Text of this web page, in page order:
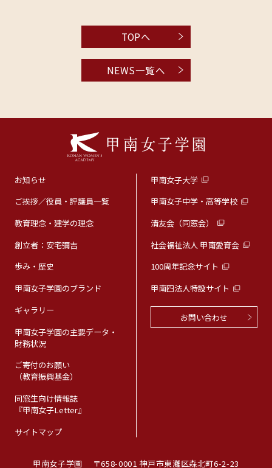
TOPへ
NEWS一覧へ
お知らせ
ご挨拶／役員・評議員一覧
教育理念・建学の理念
創立者：安宅彌吉
歩み・歴史
甲南女子学園のブランド
ギャラリー
甲南女子学園の主要データ・
財務状況
ご寄付のお願い
（教育振興基金）
同窓生向け情報誌
『甲南女子Letter』
サイトマップ
甲南女子大学
甲南女子中学・高等学校
清友会（同窓会）
社会福祉法人 甲南愛育会
100周年記念サイト
甲南四法人特設サイト
お問い合わせ
甲南女子学園 〒658-0001 神戸市東灘区森北町6-2-23